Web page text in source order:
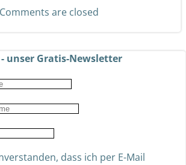
Comments are closed
unser Gratis-Newsletter
dass ich per E-Mail